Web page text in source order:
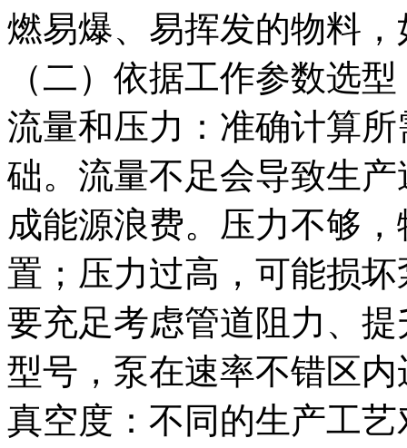
燃易爆、易挥发的物料
（二）依据工作参数选型
流量和压力：准确计算
础。流量不足会导致生
成能源浪费。压力不够
置；压力过高，可能损
要充足考虑管道阻力、
型号，泵在速率不错区内
真空度：不同的生产工